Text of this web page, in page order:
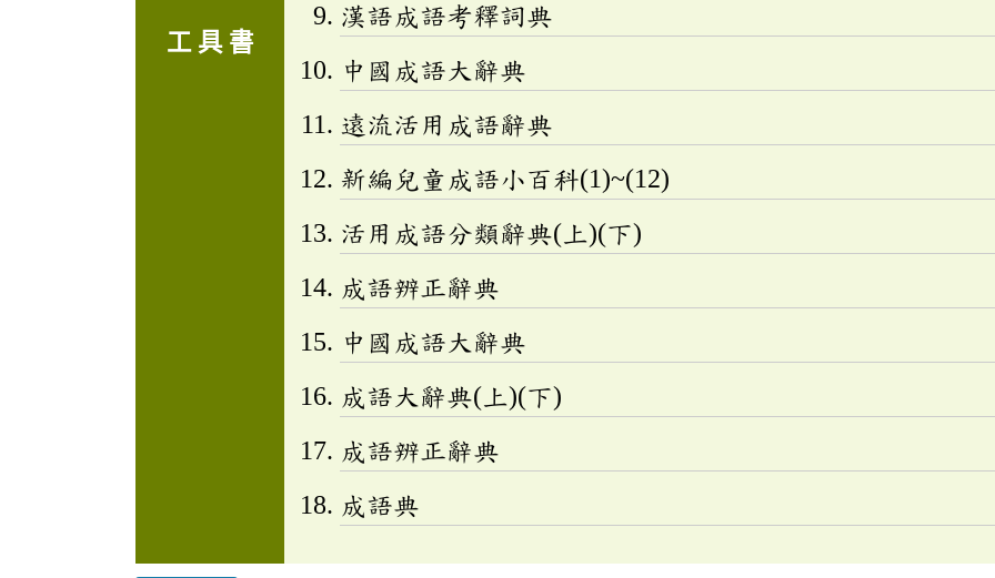
工 具 書
漢語成語考釋詞典
中國成語大辭典
遠流活用成語辭典
新編兒童成語小百科(1)~(12)
活用成語分類辭典(上)(下)
成語辨正辭典
中國成語大辭典
成語大辭典(上)(下)
成語辨正辭典
成語典